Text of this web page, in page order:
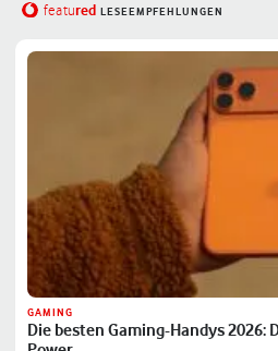
featured LESEEMPFEHLUNGEN
GAMING
Die besten Gaming-Handys 2026: